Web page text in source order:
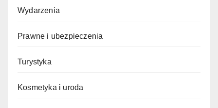
Wydarzenia
Prawne i ubezpieczenia
Turystyka
Kosmetyka i uroda